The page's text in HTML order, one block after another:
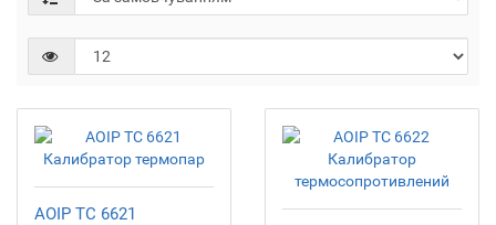
AOIP TC 6621